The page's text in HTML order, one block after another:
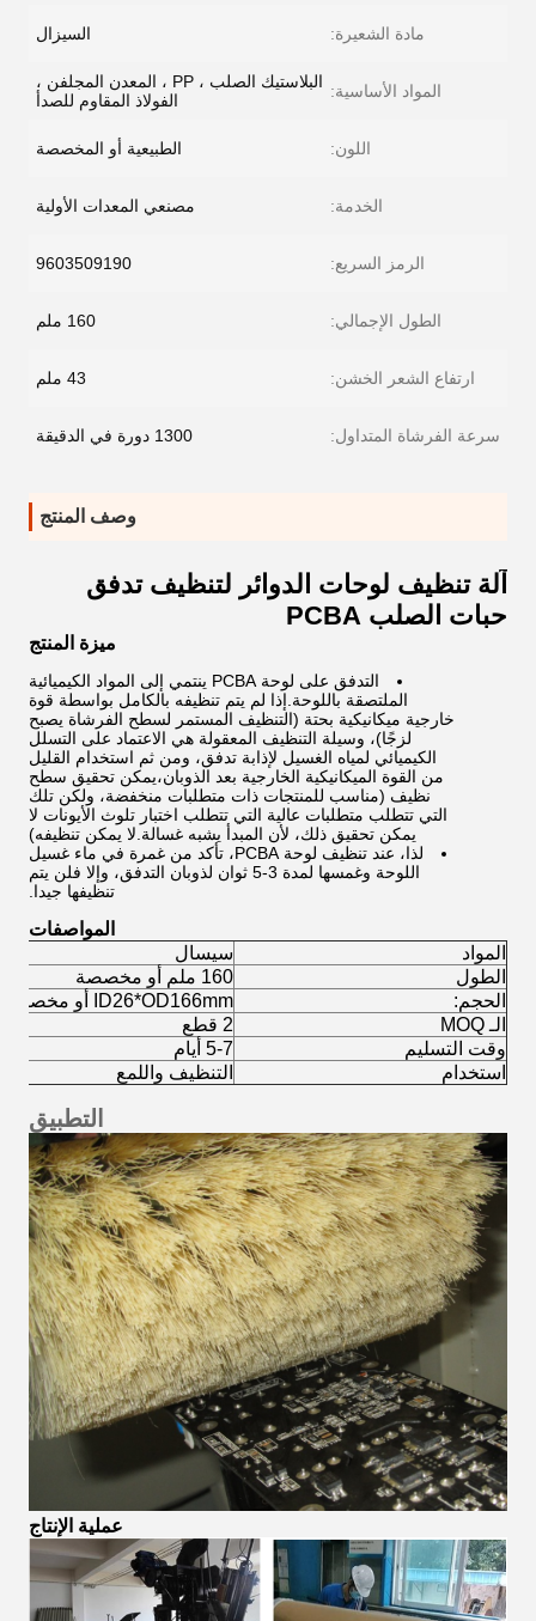
مادة الشعيرة: السيزال
المواد الأساسية:
البلاستيك الصلب ، PP ، المعدن المجلفن ،
الفولاذ المقاوم للصدأ
اللون: الطبيعية أو المخصصة
الخدمة: مصنعي المعدات الأولية
الرمز السريع: 9603509190
الطول الإجمالي: 160 ملم
ارتفاع الشعر الخشن: 43 ملم
سرعة الفرشاة المتداول: 1300 دورة في الدقيقة
وصف المنتج
آلة تنظيف لوحات الدوائر لتنظيف تدفق
حبات الصلب PCBA
ميزة المنتج
التدفق على لوحة PCBA ينتمي إلى المواد الكيميائية
الملتصقة باللوحة.إذا لم يتم تنظيفه بالكامل بواسطة قوة
خارجية ميكانيكية بحتة (التنظيف المستمر لسطح الفرشاة يصبح
لزجًا)، وسيلة التنظيف المعقولة هي الاعتماد على التسلل
الكيميائي لمياه الغسيل لإذابة تدفق، ومن ثم استخدام القليل
من القوة الميكانيكية الخارجية بعد الذوبان،يمكن تحقيق سطح
نظيف (مناسب للمنتجات ذات متطلبات منخفضة، ولكن تلك
التي تتطلب متطلبات عالية التي تتطلب اختبار تلوث الأيونات لا
يمكن تحقيق ذلك، لأن المبدأ يشبه غسالة.لا يمكن تنظيفه)
لذا، عند تنظيف لوحة PCBA، تأكد من غمرة في ماء غسيل
اللوحة وغمسها لمدة 3-5 ثوان لذوبان التدفق، وإلا فلن يتم
تنظيفها جيدا.
المواصفات
المواد
سيسال
الطول
160 ملم أو مخصصة
الحجم:
ID26*OD166mm أو مخصصة
الـ MOQ
2 قطع
وقت التسليم
5-7 أيام
استخدام
التنظيف واللمع
التطبيق
عملية الإنتاج